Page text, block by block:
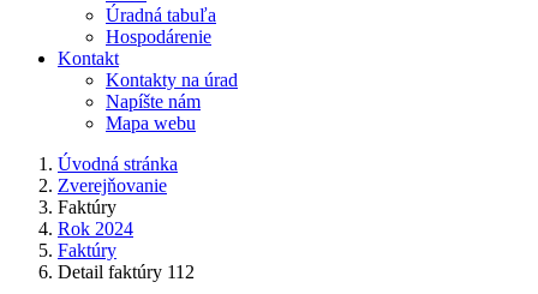
Úradná tabuľa
Hospodárenie
Kontakt
Kontakty na úrad
Napíšte nám
Mapa webu
Úvodná stránka
Zverejňovanie
Faktúry
Rok 2024
Faktúry
Detail faktúry 112